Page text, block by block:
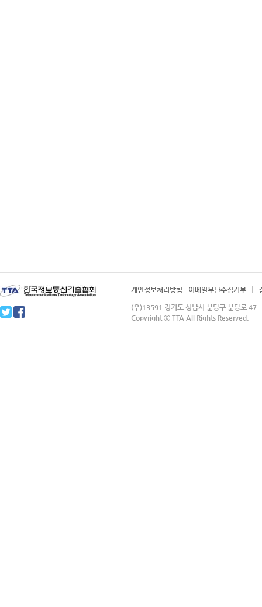
개인정보처리방침 이메일무단수집거부
(우)13591 경기도 성남시 분당구 분당로
Copyright ⓒ TTA All Rights Reserved.